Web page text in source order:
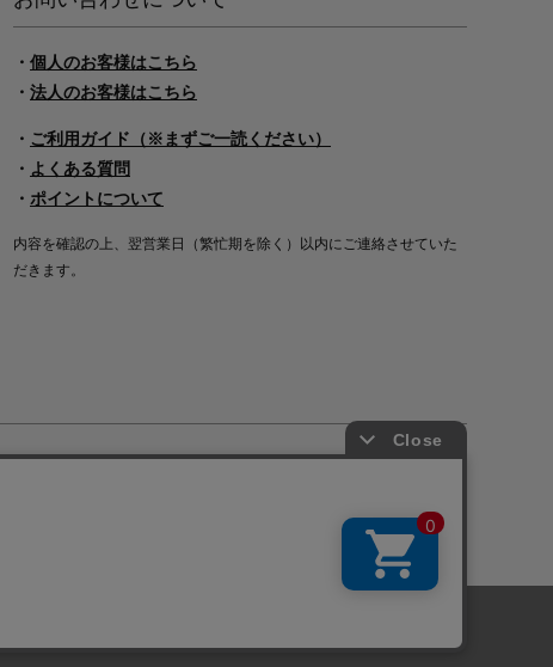
・ 個人のお客様はこちら
・ 法人のお客様はこちら
・ ご利用ガイド（※まずご一読ください）
・ よくある質問
・ ポイントについて
内容を確認の上、翌営業日（繁忙期を除く）以内にご連絡させていた
だきます。
関しては「